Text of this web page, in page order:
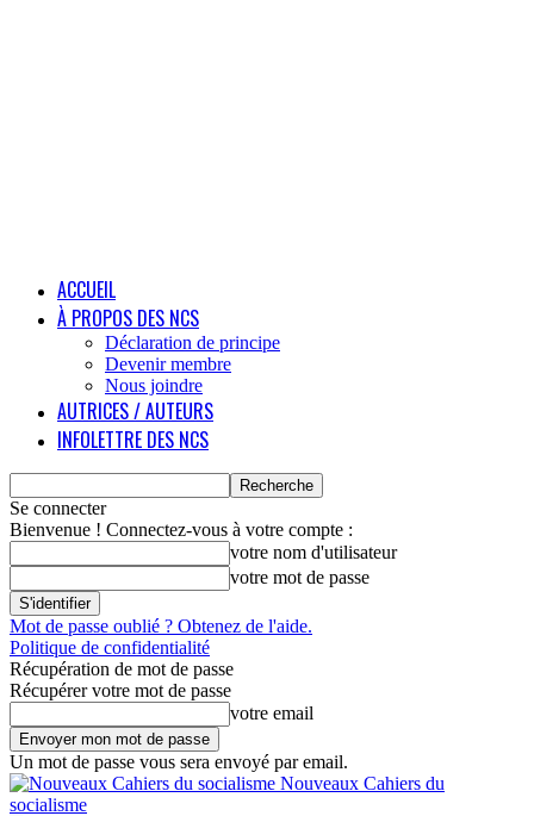
ACCUEIL
À PROPOS DES NCS
Déclaration de principe
Devenir membre
Nous joindre
AUTRICES / AUTEURS
INFOLETTRE DES NCS
Se connecter
Bienvenue ! Connectez-vous à votre compte :
votre nom d'utilisateur
votre mot de passe
Mot de passe oublié ? Obtenez de l'aide.
Politique de confidentialité
Récupération de mot de passe
Récupérer votre mot de passe
votre email
Un mot de passe vous sera envoyé par email.
Nouveaux Cahiers du
socialisme